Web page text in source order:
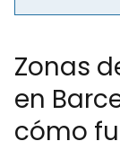
Zonas
en
cómo